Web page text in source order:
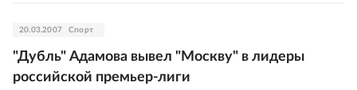
20.03.2007 Спорт
"Дубль" Адамова вывел "Москву" в лидеры
российской премьер-лиги